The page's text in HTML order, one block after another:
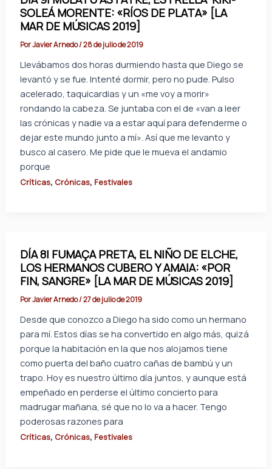
SOLEÁ MORENTE: «RÍOS DE PLATA» [LA
MAR DE MÚSICAS 2019]
PorJavier Arnedo/28 de julio de 2019
Llevábamos dos horas durmiendo hasta que Diego se
levantó y se fue. Intenté dormir, pero no pude. Pulso
acelerado, taquicardias y un «me voy a morir»
rondando la cabeza. Se juntaba con el de «van a leer
las crónicas y nadie va a estar aquí para defenderme o
dejar este mundo junto a mí». Así que me levanto y
busco al casero. Me pide que le mueva el andamio
porque
Críticas, Crónicas, Festivales
DÍA 8| FUMAÇA PRETA, EL NIÑO DE ELCHE,
LOS HERMANOS CUBERO Y AMAIA: «POR
FIN, SANGRE» [LA MAR DE MÚSICAS 2019]
PorJavier Arnedo/27 de julio de 2019
Desde que conozco a Diego ha sido como un hermano
para mí. Estos días se ha convertido en algo más, quizá
porque la habitación en la que nos alojamos tiene
como puerta del baño cuatro cañas de bambú y un
trapo. Hoy es nuestro último día juntos, y aunque está
empeñado en perderse el último concierto para
madrugar mañana, sé que no lo va a hacer. Tengo
poderosas razones para
Críticas, Crónicas, Festivales